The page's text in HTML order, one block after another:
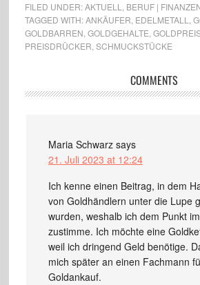
FILED UNDER:AKTUELL
BERUF |
TAGGED WITH:ANKÄUFER EDELMETALL
GOLDBARREN GOLDGEHALTE
PREISDRÜCKER SCHMUCKSTÜCKE
COMMENTS
Maria Schwarz says
21. Juli 2023 at 12:24
Ich kenne einen Beitrag, in dem
von Goldhändlern unter die Lupe
wurden, weshalb ich dem Punkt
zustimme. Ich möchte eine
weil ich dringend Geld benötige.
mich später an einen Fachmann
Goldankauf.